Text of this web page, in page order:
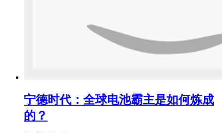
宁德时代：全球电池霸主是如何炼成
的？